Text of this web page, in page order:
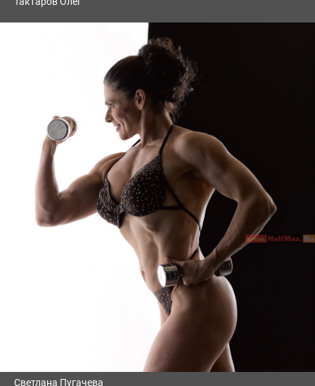
Светлана Пугачева